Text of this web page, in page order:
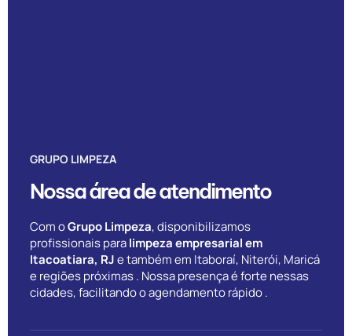
GRUPO LIMPEZA
Nossa área de atendimento
Com oGrupo Limpeza, disponibilizamos
profissionais paralimpeza empresarial em
Itacoatiara, RJe também em Itaboraí, Niterói, Maricá
e regiões próximas . Nossa presença é forte nessas
cidades, facilitando o agendamento rápido .